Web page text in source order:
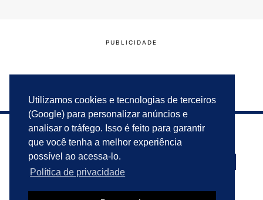
Utilizamos cookies e tecnologias de terceiros
(Google) para personalizar anúncios e
analisar o tráfego. Isso é feito para garantir
que você tenha a melhor experiência
possível ao acessa-lo.
Política de privacidade